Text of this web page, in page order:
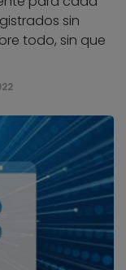
sin
todo, sin que